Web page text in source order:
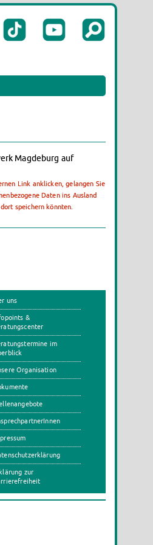
Magdeburg auf
Link anklicken, gelangen Sie
Daten ins Ausland
speichern könnten.
uns
&
im
Organisation
zur